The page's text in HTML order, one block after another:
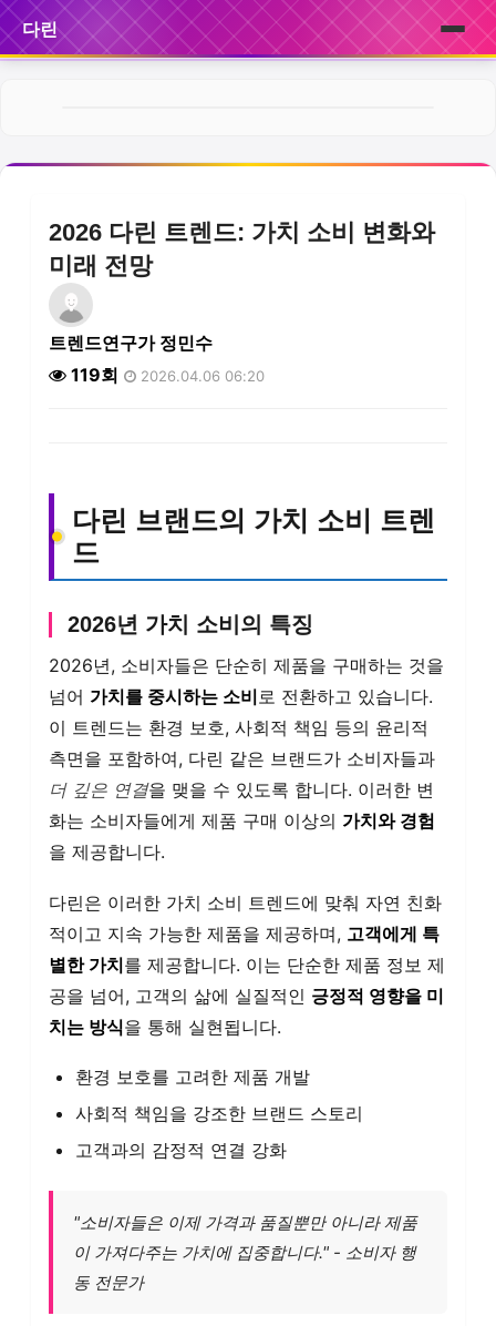
다린
서비스
후기
2026 다린 트렌드: 가치 소비 변화와
미래 전망
트렌드연구가 정민수
119회
2026.04.06 06:20
다린 브랜드의 가치 소비 트렌
드
2026년 가치 소비의 특징
2026년, 소비자들은 단순히 제품을 구매하는 것을
넘어 가치를 중시하는 소비로 전환하고 있습니다.
이 트렌드는 환경 보호, 사회적 책임 등의 윤리적
측면을 포함하여, 다린 같은 브랜드가 소비자들과
더 깊은 연결을 맺을 수 있도록 합니다. 이러한 변
화는 소비자들에게 제품 구매 이상의 가치와 경험
을 제공합니다.
다린은 이러한 가치 소비 트렌드에 맞춰 자연 친화
적이고 지속 가능한 제품을 제공하며, 고객에게 특
별한 가치를 제공합니다. 이는 단순한 제품 정보 제
공을 넘어, 고객의 삶에 실질적인 긍정적 영향을 미
치는 방식을 통해 실현됩니다.
환경 보호를 고려한 제품 개발
사회적 책임을 강조한 브랜드 스토리
고객과의 감정적 연결 강화
"소비자들은 이제 가격과 품질뿐만 아니라 제품
이 가져다주는 가치에 집중합니다." - 소비자 행
동 전문가